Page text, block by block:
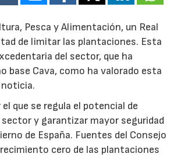
Pesca y Alimentación, un Real
de limitar las plantaciones. Esta
del sector, que ha
base Cava, como ha valorado esta
noticia.
que se regula el potencial de
y garantizar mayor seguridad
de España. Fuentes del Consejo
cero de las plantaciones